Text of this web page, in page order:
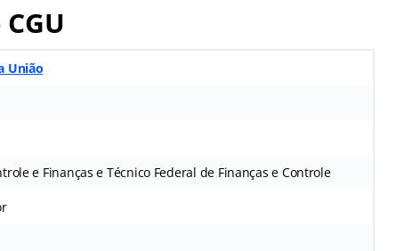
União
e Finanças e Técnico Federal de Finanças e Controle